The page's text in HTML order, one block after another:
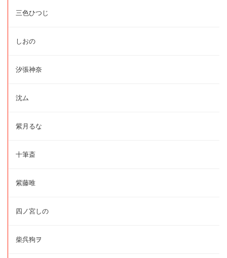
三色ひつじ
しおの
汐張神奈
沈ム
紫月るな
十筆斎
紫藤唯
四ノ宮しの
柴呉狗ヲ